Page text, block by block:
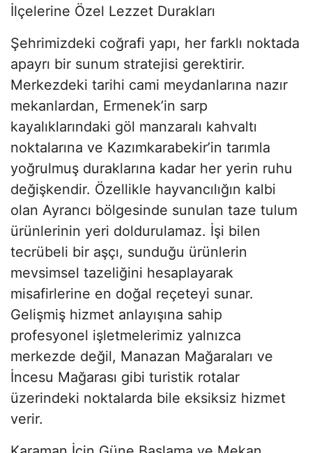
İlçelerine Özel Lezzet Durakları
Şehrimizdeki coğrafi yapı, her farklı noktada
apayrı bir sunum stratejisi gerektirir.
Merkezdeki tarihi cami meydanlarına nazır
mekanlardan, Ermenek’in sarp
kayalıklarındaki göl manzaralı kahvaltı
noktalarına ve Kazımkarabekir’in tarımla
yoğrulmuş duraklarına kadar her yerin ruhu
değişkendir. Özellikle hayvancılığın kalbi
olan Ayrancı bölgesinde sunulan taze tulum
ürünlerinin yeri doldurulamaz. İşi bilen
tecrübeli bir aşçı, sunduğu ürünlerin
mevsimsel tazeliğini hesaplayarak
misafirlerine en doğal reçeteyi sunar.
Gelişmiş hizmet anlayışına sahip
profesyonel işletmelerimiz yalnızca
merkezde değil, Manazan Mağaraları ve
İncesu Mağarası gibi turistik rotalar
üzerindeki noktalarda bile eksiksiz hizmet
verir.